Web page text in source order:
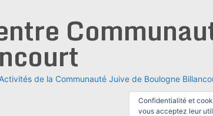
de la Communauté Juive de Boulogne
Confidentialité et
vous acceptez leur